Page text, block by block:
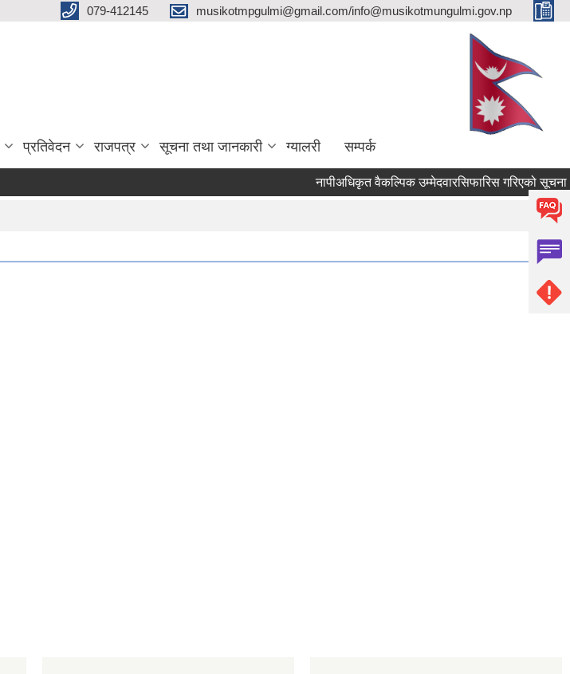
079-412145 musikotmpgulmi@gmail.com/info@musikotmungulmi.gov.np
प्रतिवेदन राजपत्र सूचना तथा जानकारी ग्यालरी सम्पर्क
नापीअधिकृत वैकल्पिक उम्मेदवारसिफारिस गरिएको सूचना।